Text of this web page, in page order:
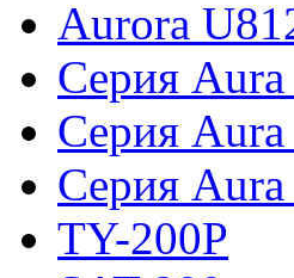
Aurora
Серия
Серия
Серия
TY-200P